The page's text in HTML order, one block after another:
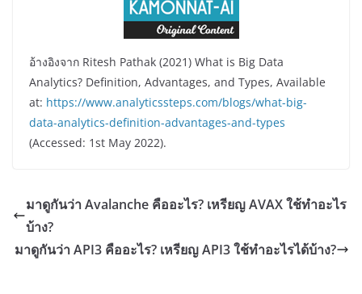
อ้างอิงจาก Ritesh Pathak (2021) What is Big Data
Analytics? Definition, Advantages, and Types, Available
at: https://www.analyticssteps.com/blogs/what-big-
data-analytics-definition-advantages-and-types
(Accessed: 1st May 2022).
มาดูกันว่า Avalanche คืออะไร? เหรียญ AVAX ใช้ทำอะไร
บ้าง?
มาดูกันว่า API3 คืออะไร? เหรียญ API3 ใช้ทำอะไรได้บ้าง?